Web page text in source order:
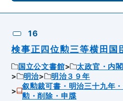
16
検事正四位勲三等横田国
国立公文書館 太政官・内
明治
明治３９年
叙勲裁可書・明治三十九年
勲・削除・申牒